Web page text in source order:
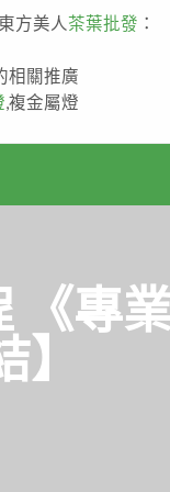
方美人 茶葉批發 ：
相關推廣
,複金屬燈
《專